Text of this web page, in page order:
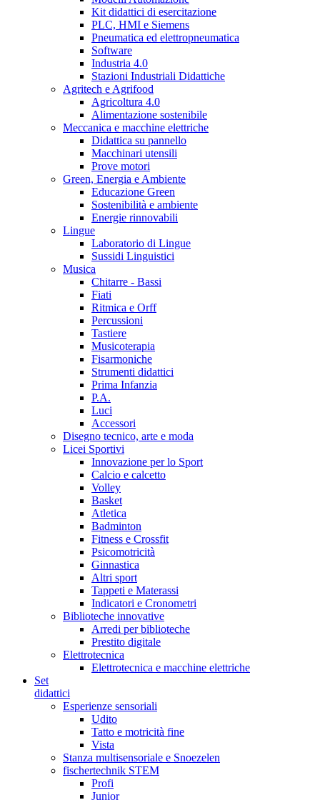
Kit didattici di esercitazione
PLC, HMI e Siemens
Pneumatica ed elettropneumatica
Software
Industria 4.0
Stazioni Industriali Didattiche
Agritech e Agrifood
Agricoltura 4.0
Alimentazione sostenibile
Meccanica e macchine elettriche
Didattica su pannello
Macchinari utensili
Prove motori
Green, Energia e Ambiente
Educazione Green
Sostenibilità e ambiente
Energie rinnovabili
Lingue
Laboratorio di Lingue
Sussidi Linguistici
Musica
Chitarre - Bassi
Fiati
Ritmica e Orff
Percussioni
Tastiere
Musicoterapia
Fisarmoniche
Strumenti didattici
Prima Infanzia
P.A.
Luci
Accessori
Disegno tecnico, arte e moda
Licei Sportivi
Innovazione per lo Sport
Calcio e calcetto
Volley
Basket
Atletica
Badminton
Fitness e Crossfit
Psicomotricità
Ginnastica
Altri sport
Tappeti e Materassi
Indicatori e Cronometri
Biblioteche innovative
Arredi per biblioteche
Prestito digitale
Elettrotecnica
Elettrotecnica e macchine elettriche
Set
didattici
Esperienze sensoriali
Udito
Tatto e motricità fine
Vista
Stanza multisensoriale e Snoezelen
fischertechnik STEM
Profi
Junior